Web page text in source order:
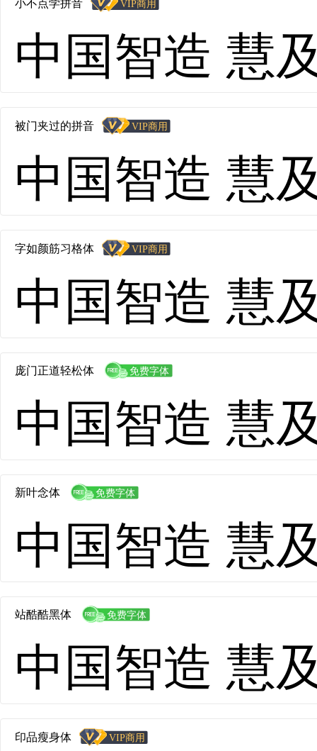
中国智造 慧
被门夹过的拼音
中国智造 慧
字如颜筋习格体
中国智造 慧
庞门正道轻松体
中国智造 慧
新叶念体
中国智造 慧
站酷酷黑体
中国智造 慧
印品瘦身体